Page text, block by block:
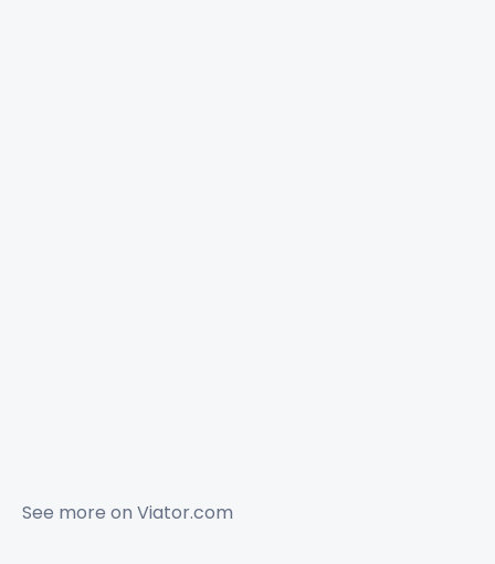
See more on Viator.com